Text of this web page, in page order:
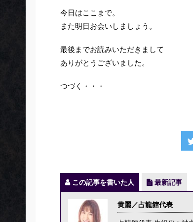
今日はここまで。
また明日お会いしましょう。
最後までお読みいただきまして
ありがとうございました。
つづく・・・
この記事を書いた人 最新記事
黄麗／占龍館代表